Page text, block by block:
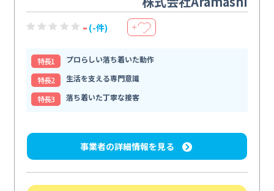
- (-件) ＋
特⻑1
プロらしい落ち着いた動作
特⻑2
生活を支える専門意識
特⻑3
落ち着いた丁寧な接客
事業者の詳細情報を見る